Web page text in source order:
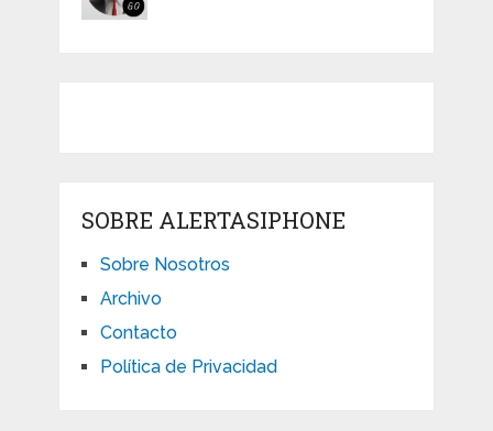
SOBRE ALERTASIPHONE
Sobre Nosotros
Archivo
Contacto
Política de Privacidad